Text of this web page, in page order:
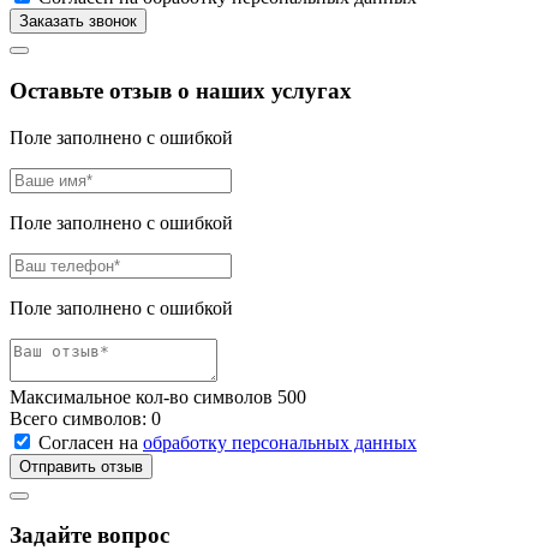
Оставьте отзыв о наших услугах
Поле заполнено с ошибкой
Поле заполнено с ошибкой
Поле заполнено с ошибкой
Максимальное кол-во символов 500
Всего символов: 0
Согласен на обработку персональных данных
Отправить отзыв
Задайте вопрос